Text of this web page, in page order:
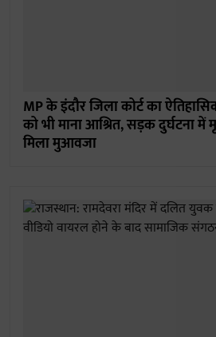
MP के इंदौर जिला कोर्ट का
को भी माना आश्रित, सड़क दुर्घटना में
मिला मुआवजा